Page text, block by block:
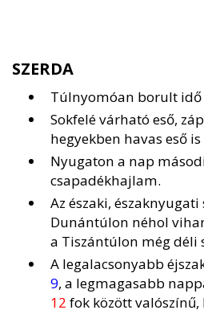
SZERDA
Túlnyomóan borult idő
Sokfelé várható eső,
hegyekben havas eső
Nyugaton a nap
csapadékhajlam.
Az északi, északnyugati
Dunántúlon néhol
a Tiszántúlon még déli
A legalacsonyabb
9, a legmagasabb
12 fok között valószínű,